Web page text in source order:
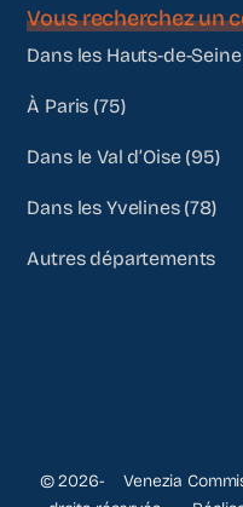
Vous recherchez un
Dans les Hauts-de-
À Paris (75)
Dans le Val d’Oise (95)
Dans les Yvelines (78)
Autres départements
© 2026- Venezia